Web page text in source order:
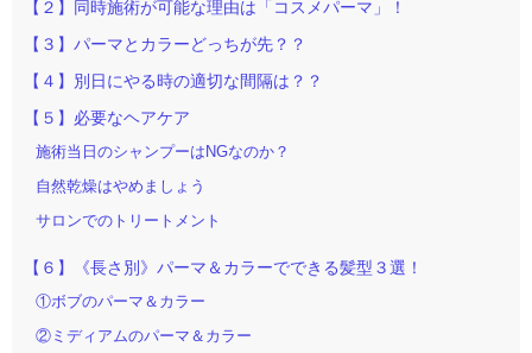
【２】同時施術が可能な理由は「コスメパーマ」！
【３】パーマとカラーどっちが先？？
【４】別日にやる時の適切な間隔は？？
【５】必要なヘアケア
施術当日のシャンプーはNGなのか？
自然乾燥はやめましょう
サロンでのトリートメント
【６】《長さ別》パーマ＆カラーでできる髪型３選！
①ボブのパーマ＆カラー
②ミディアムのパーマ＆カラー